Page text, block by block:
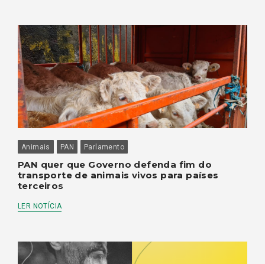
Animais PAN Parlamento
PAN quer que Governo defenda fim do
transporte de animais vivos para países
terceiros
LER NOTÍCIA